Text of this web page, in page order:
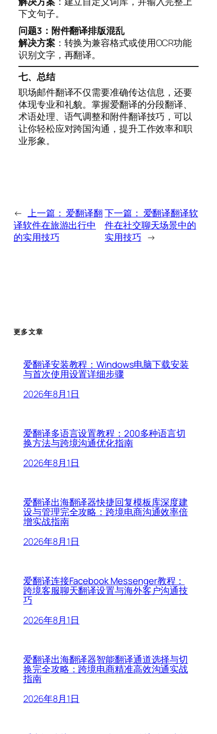
下文句子。
问题3：附件翻译排版混乱
解决方案：转换为兼容格式或使用OCR功能
识别文字，再翻译。
七、总结
职场邮件翻译不仅需要准确传达信息，还要
体现专业和礼貌。掌握爱翻译的分段翻译、
术语处理、语气调整和附件翻译技巧，可以
让你轻松应对跨国沟通，提升工作效率和职
业形象。
← 上一篇： 爱翻译翻
译软件在旅游出行中
的实用技巧
下一篇： 爱翻译翻译软
件在社交聊天场景中的
实用技巧 →
更多文章
爱翻译安装教程：Windows电脑下载安装
与首次使用设置详细步骤
2026年8月1日
爱翻译多语言设置教程：200多种语言切
换方法与跨境沟通优化指南
2026年8月1日
爱翻译出海翻译器快捷回复模板库深度建
设与管理完全攻略：跨境电商沟通效率倍
增实战指南
2026年8月1日
爱翻译连接Facebook Messenger教程：
跨境客服聊天翻译设置与海外客户沟通技
巧
2026年8月1日
爱翻译出海翻译器智能翻译通道选择与切
换完全攻略：跨境电商精准高效沟通实战
指南
2026年8月1日